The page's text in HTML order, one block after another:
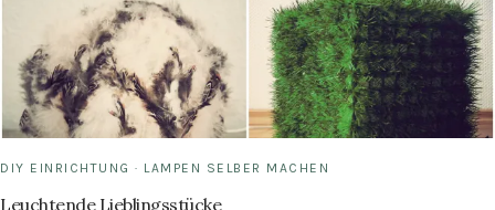
DIY EINRICHTUNG · LAMPEN SELBER MACHEN
Leuchtende Lieblingsstücke